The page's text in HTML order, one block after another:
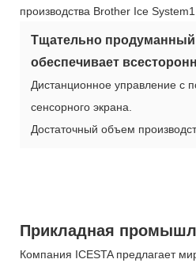
Тщательно продуманный
обеспечивает
Дистанционное управление с
сенсорного экрана.
Достаточный объем
Прикладная
Компания ICESTA предлагает